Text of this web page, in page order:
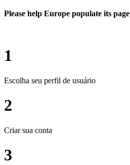
Please help Europe populate its page
1
Escolha seu perfil de usuário
2
Criar sua conta
3